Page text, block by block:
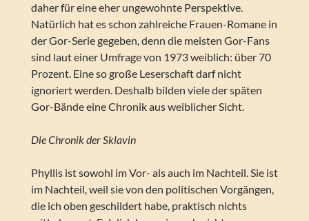
daher für eine eher ungewohnte Perspektive.
Natürlich hat es schon zahlreiche Frauen-Romane in
der Gor-Serie gegeben, denn die meisten Gor-Fans
sind laut einer Umfrage von 1973 weiblich: über 70
Prozent. Eine so große Leserschaft darf nicht
ignoriert werden. Deshalb bilden viele der späten
Gor-Bände eine Chronik aus weiblicher Sicht.
Die Chronik der Sklavin
Phyllis ist sowohl im Vor- als auch im Nachteil. Sie ist
im Nachteil, weil sie von den politischen Vorgängen,
die ich oben geschildert habe, praktisch nichts